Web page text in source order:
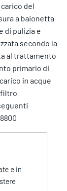
del
a baionetta
di pulizia e
secondo la
al trattamento
primario di
in acque
e in